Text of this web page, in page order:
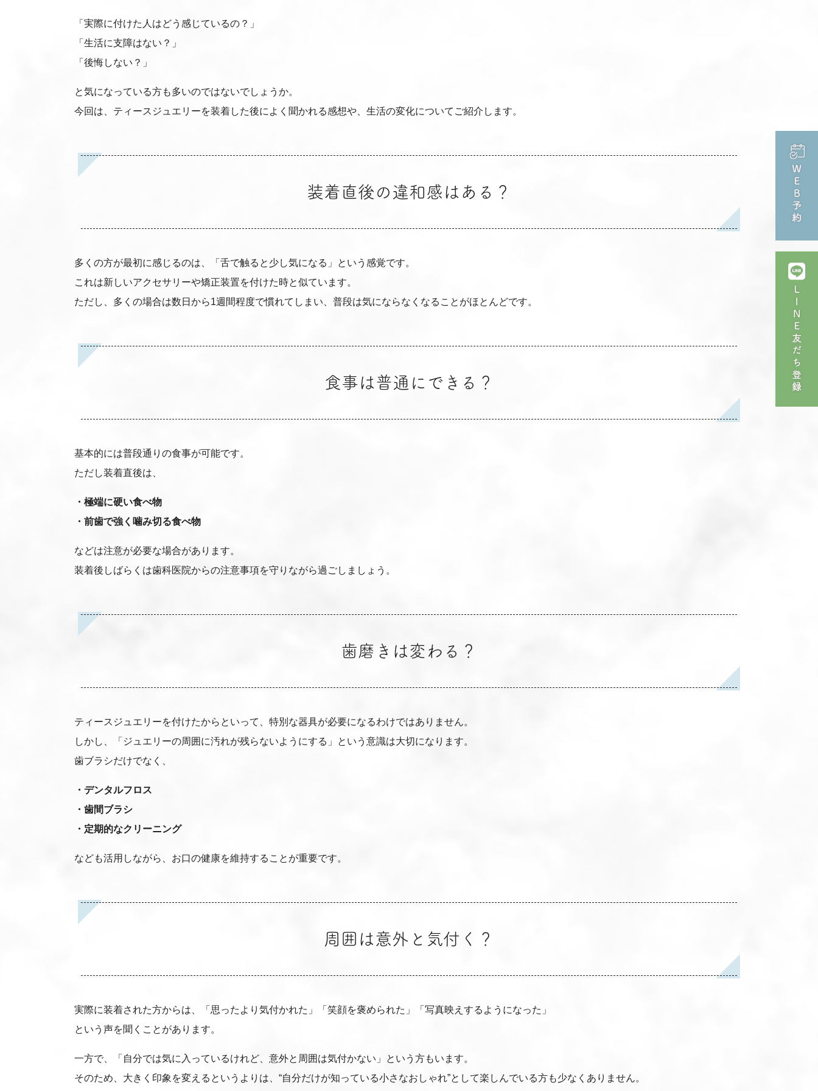
「実際に付けた人はどう感じているの？」
「生活に支障はない？」
「後悔しない？」
と気になっている方も多いのではないでしょうか。
今回は、ティースジュエリーを装着した後によく聞かれる感想や、生活の変化についてご紹介します。
装着直後の違和感はある？
多くの方が最初に感じるのは、「舌で触ると少し気になる」という感覚です。
これは新しいアクセサリーや矯正装置を付けた時と似ています。
ただし、多くの場合は数日から1週間程度で慣れてしまい、普段は気にならなくなることがほとんどです。
食事は普通にできる？
基本的には普段通りの食事が可能です。
ただし装着直後は、
・極端に硬い食べ物
・前歯で強く噛み切る食べ物
などは注意が必要な場合があります。
装着後しばらくは歯科医院からの注意事項を守りながら過ごしましょう。
歯磨きは変わる？
ティースジュエリーを付けたからといって、特別な器具が必要になるわけではありません。
しかし、「ジュエリーの周囲に汚れが残らないようにする」という意識は大切になります。
歯ブラシだけでなく、
・デンタルフロス
・歯間ブラシ
・定期的なクリーニング
なども活用しながら、お口の健康を維持することが重要です。
周囲は意外と気付く？
実際に装着された方からは、「思ったより気付かれた」「笑顔を褒められた」「写真映えするようになった」
という声を聞くことがあります。
一方で、「自分では気に入っているけれど、意外と周囲は気付かない」という方もいます。
そのため、大きく印象を変えるというよりは、“自分だけが知っている小さなおしゃれ”として楽しんでいる方も少なくありません。